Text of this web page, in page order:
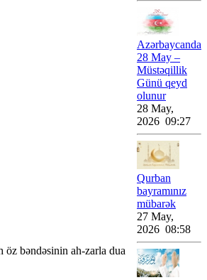
bəndəsinin ah-zarla dua
Azərbaycanda
28 May –
Müstəqillik
Günü qeyd
olunur
28 May,
2026 09:27
Qurban
bayramınız
mübarək
27 May,
2026 08:58